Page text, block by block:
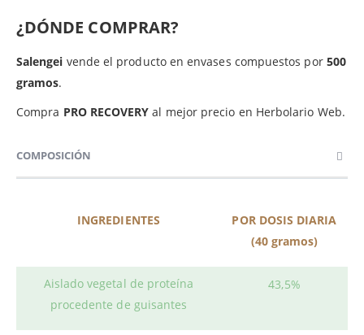
¿DÓNDE COMPRAR?
Salengei vende el producto en envases compuestos por 500
gramos.
Compra PRO RECOVERYal mejor precio en Herbolario Web.
COMPOSICIÓN
INGREDIENTES
POR DOSIS DIARIA
(40 gramos)
Aislado vegetal de proteína
procedente de guisantes
43,5%